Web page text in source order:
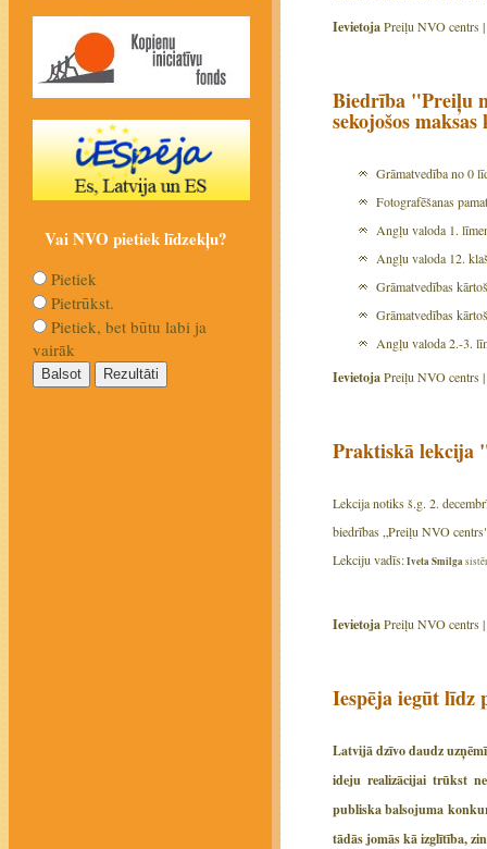
IevietojaPreiļu NVO centrs |
Biedrība "Preiļu
sekojošos maksas
Grāmatvedība no 0
Fotografēšanas
Angļu valoda 1.
Angļu valoda 12.
Grāmatvedības
Grāmatvedības
Angļu valoda 2.-3.
IevietojaPreiļu NVO centrs |
Praktiskā lekcija
Lekcija notiks š.g. 2.
biedrības „Preiļu NVO
Lekciju vadīs:Iveta Smilga
IevietojaPreiļu NVO centrs |
Iespēja iegūt līdz
Latvijā dzīvo daudz
ideju realizācijai trūkst
publiska balsojuma
tādās jomās kā izglītība,
Vai NVO pietiek līdzekļu?
Pietiek
Pietrūkst.
Pietiek, bet būtu labi ja
vairāk